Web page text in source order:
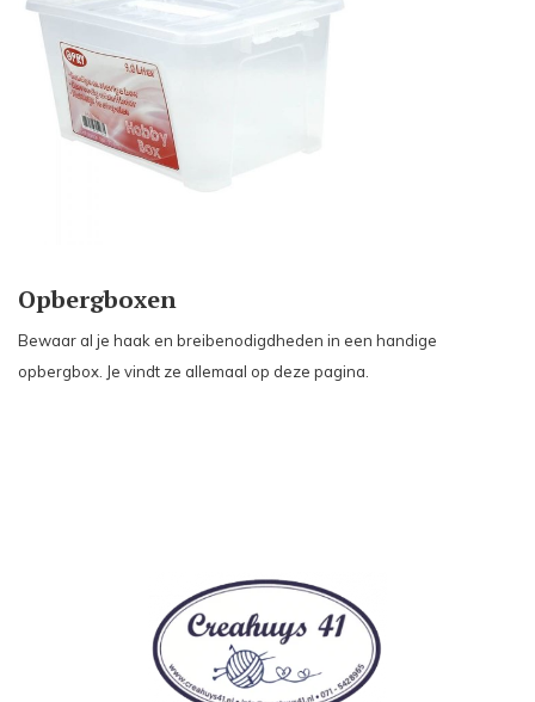
Opbergboxen
Bewaar al je haak en breibenodigdheden in een handige
opbergbox. Je vindt ze allemaal op deze pagina.